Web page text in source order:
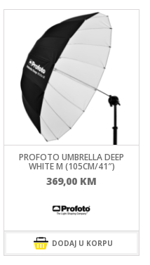
PROFOTO UMBRELLA DEEP
WHITE M (105CM/41″)
369,00 KM
DODAJ U KORPU